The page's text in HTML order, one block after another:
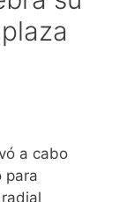
a cabo
para